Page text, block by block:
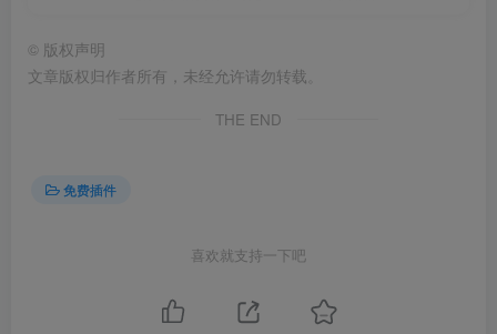
© 版权声明
文章版权归作者所有，未经允许请勿转载。
THE END
免费插件
喜欢就支持一下吧